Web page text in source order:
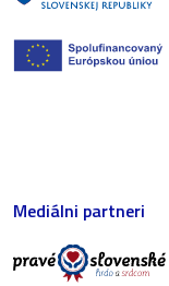
Mediálni partneri